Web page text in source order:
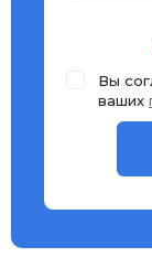
Вы
ваших